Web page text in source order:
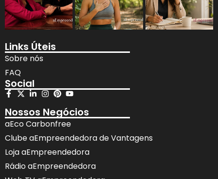
Links Úteis
Sobre nós
FAQ
Social
Nossos Negócios
aEco Carbonfree
Clube aEmpreendedora de Vantagens
Loja aEmpreendedora
Rádio aEmpreendedora